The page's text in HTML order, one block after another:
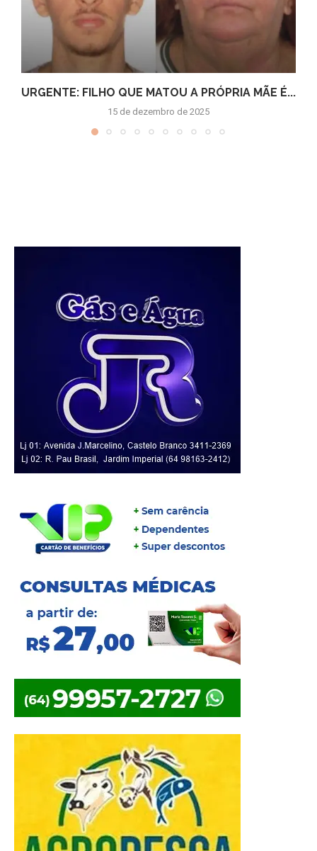
URGENTE: FILHO QUE MATOU A PRÓPRIA MÃE É...
15 de dezembro de 2025